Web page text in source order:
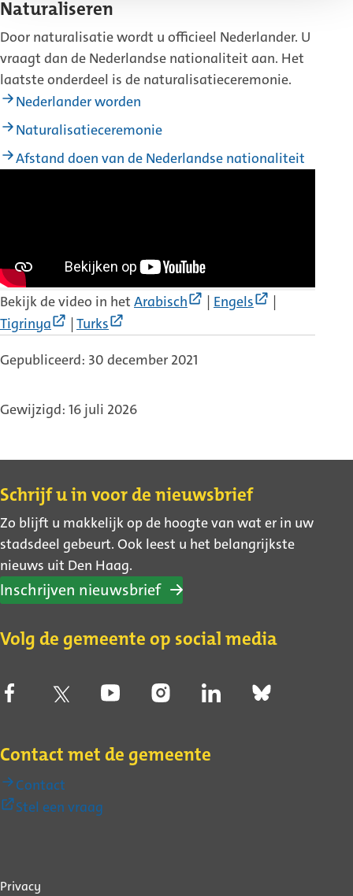
Naturaliseren
Door naturalisatie wordt u officieel Nederlander. U
vraagt dan de Nederlandse nationaliteit aan. Het
laatste onderdeel is de naturalisatieceremonie.
Nederlander worden
Naturalisatieceremonie
Afstand doen van de Nederlandse nationaliteit
Bekijk de video in het Arabisch
(Externe
| Engels
(Externe
|
Tigrinya
(Externe
|Turks
Gepubliceerd: 30 december 2021
Gewijzigd: 16 juli 2026
Contact
Schrijf u in voor de nieuwsbrief
Zo blijft u makkelijk op de hoogte van wat er in uw
stadsdeel gebeurt. Ook leest u het belangrijkste
nieuws uit Den Haag.
Inschrijven nieuwsbrief
Volg de gemeente op social media
Contact met de gemeente
Contact
Stel een vraag
Over
Privacy